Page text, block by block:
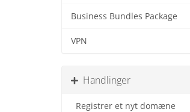
Business Bundles Package
VPN
Handlinger
Registrer et nyt domæne